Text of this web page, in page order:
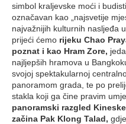
simbol kraljevske moći i
označavan kao „najsvetije
najvažnijih kulturnih nasljeđa
prijeći ćemo rijeku Chao
poznat i kao Hram Zore,
najljepših hramova u
svojoj spektakularnoj
panoramom grada, te po
stakla koji ga čine pravim
panoramski razgled
začina Pak Klong Talad,